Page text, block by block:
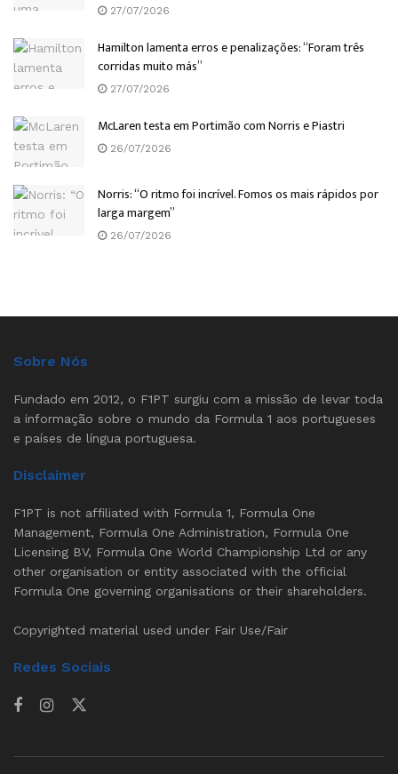
27/07/2026
Hamilton lamenta erros e penalizações: “Foram três
corridas muito más”
27/07/2026
McLaren testa em Portimão com Norris e Piastri
26/07/2026
Norris: “O ritmo foi incrível. Fomos os mais rápidos por
larga margem”
26/07/2026
Sobre Nós
Fundado em 2012, o F1PT surgiu com a missão de levar toda
a informação sobre o mundo da Formula 1 aos portugueses
e países de língua portuguesa.
Disclaimer
F1PT is not affiliated with Formula 1, Formula One
Management, Formula One Administration, Formula One
Licensing BV, Formula One World Championship Ltd or any
other organisation or entity associated with the official
Formula One governing organisations or their shareholders.
Copyrighted material used under Fair Use/Fair
Redes Sociais